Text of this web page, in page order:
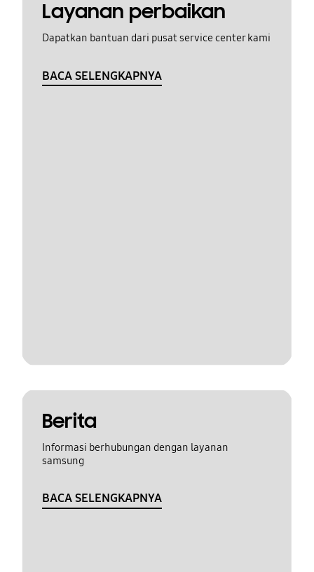
Layanan perbaikan
Dapatkan bantuan dari pusat service center kami
BACA SELENGKAPNYA
Berita
Informasi berhubungan dengan layanan
samsung
BACA SELENGKAPNYA